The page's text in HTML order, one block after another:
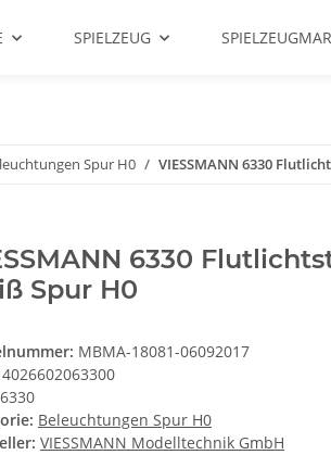
SPIELZEUG
Spur H0 VIESSMANN 6330
6330
Spur H0
MBMA-18081-06092017
4026602063300
6330
Beleuchtungen Spur H0
VIESSMANN Modelltechnik GmbH